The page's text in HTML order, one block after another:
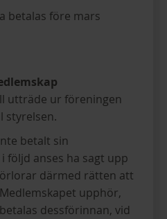
betalas före mars
utträde ur föreningen
styrelsen.
betalt sin
följd anses ha sagt upp
därmed rätten att
upphör,
dessförinnan, vid